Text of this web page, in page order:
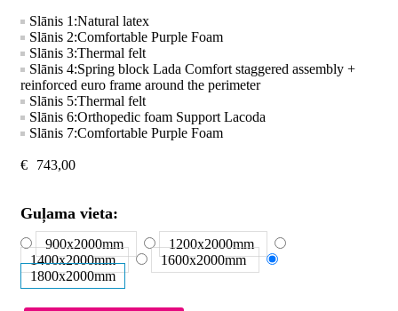
Slānis 1:Natural latex
Slānis 2:Comfortable Purple Foam
Slānis 3:Thermal felt
Slānis 4:Spring block Lada Comfort staggered assembly +
reinforced euro frame around the perimeter
Slānis 5:Thermal felt
Slānis 6:Orthopedic foam Support Lacoda
Slānis 7:Comfortable Purple Foam
€ 743,00
Guļama vieta:
900x2000mm 1200x2000mm
1400x2000mm 1600x2000mm
1800x2000mm